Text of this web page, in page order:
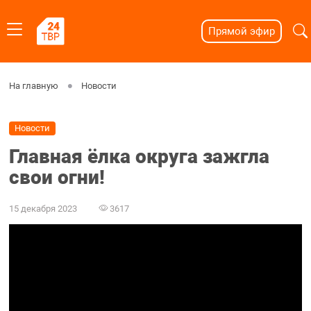
Прямой эфир
На главную Новости
Новости
Главная ёлка округа зажгла
свои огни!
15 декабря 2023 3617